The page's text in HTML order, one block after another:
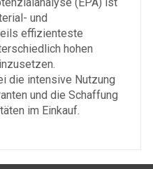
und
effizienteste
hohen
die intensive Nutzung
und die Schaffung
im Einkauf.